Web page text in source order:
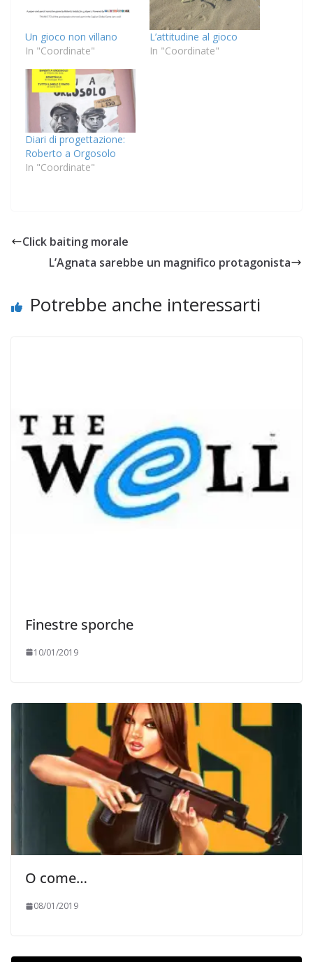
Un gioco non villano
In "Coordinate"
L’attitudine al gioco
In "Coordinate"
Diari di progettazione:
Roberto a Orgosolo
In "Coordinate"
Click baiting morale
L’Agnata sarebbe un magnifico protagonista
Potrebbe anche interessarti
Finestre sporche
10/01/2019
O come…
08/01/2019